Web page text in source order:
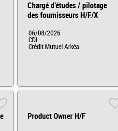
Chargé d'études / pilotage
des fournisseurs H/F/X
06/08/2026
CDI
Crédit Mutuel Arkéa
Product Owner H/F